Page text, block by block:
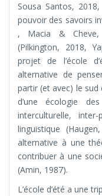
Sousa Santos,
pouvoir des savoirs
, Macia & Cheve,
(Pilkington, 2018,
projet de l’école
alternative de
partir (et avec) le
d’une écologie
interculturelle,
linguistique
alternative à une
contribuer à une
(Amin, 1987).
L’école d’été a une